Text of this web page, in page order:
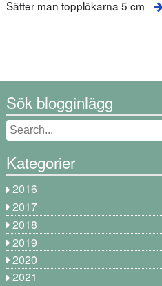
Sätter man topplökarna 5 cm
Sök blogginlägg
Kategorier
2016
2017
2018
2019
2020
2021